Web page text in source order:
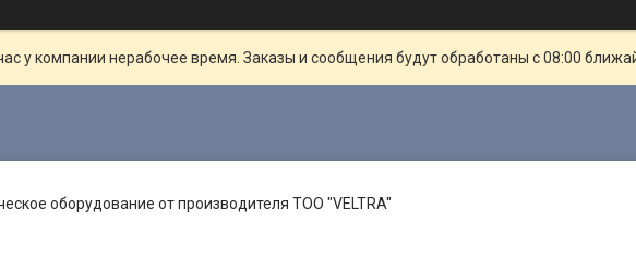
у компании нерабочее время. Заказы и сообщения будут обработаны с 08:00
оборудование от производителя TOO "VELTRA"